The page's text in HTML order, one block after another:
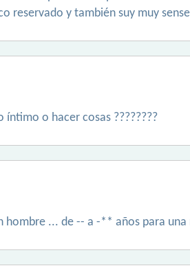
reservado y también suy muy
o hacer cosas ????????
hombre ... de -- a -** años para